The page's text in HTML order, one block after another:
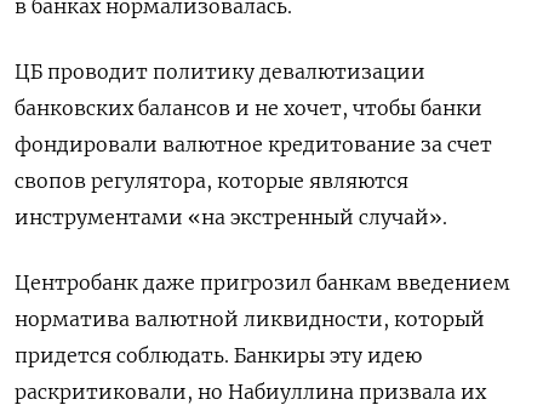
в банках нормализовалась.
ЦБ проводит политику девалютизации
банковских балансов и не хочет, чтобы банки
фондировали валютное кредитование за счет
свопов регулятора, которые являются
инструментами «на экстренный случай».
Центробанк даже пригрозил банкам введением
норматива валютной ликвидности, который
придется соблюдать. Банкиры эту идею
раскритиковали, но Набиуллина призвала их